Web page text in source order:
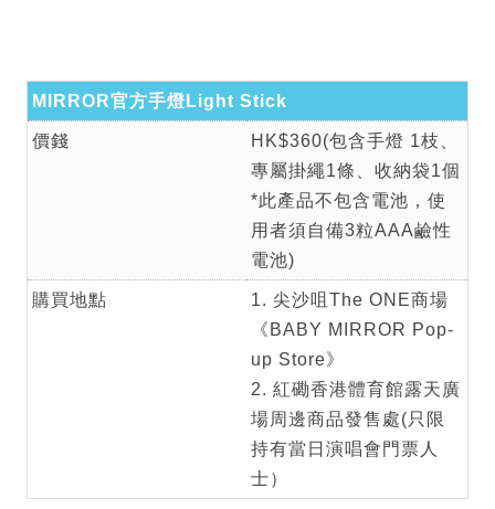
MIRROR官方手燈Light Stick
價錢
HK$360(包含手燈 1枝、
專屬掛繩1條、收納袋1個
*此產品不包含電池，使
用者須自備3粒AAA鹼性
電池)
購買地點
1. 尖沙咀The ONE商場
《BABY MIRROR Pop-
up Store》
2. 紅磡香港體育館露天廣
場周邊商品發售處(只限
持有當日演唱會門票人
士）